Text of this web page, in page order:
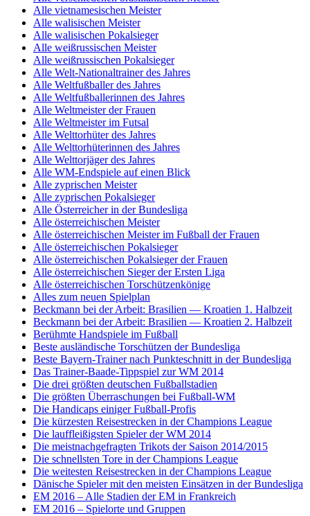
Alle vietnamesischen Meister
Alle walisischen Meister
Alle walisischen Pokalsieger
Alle weißrussischen Meister
Alle weißrussischen Pokalsieger
Alle Welt-Nationaltrainer des Jahres
Alle Weltfußballer des Jahres
Alle Weltfußballerinnen des Jahres
Alle Weltmeister der Frauen
Alle Weltmeister im Futsal
Alle Welttorhüter des Jahres
Alle Welttorhüterinnen des Jahres
Alle Welttorjäger des Jahres
Alle WM-Endspiele auf einen Blick
Alle zyprischen Meister
Alle zyprischen Pokalsieger
Alle Österreicher in der Bundesliga
Alle österreichischen Meister
Alle österreichischen Meister im Fußball der Frauen
Alle österreichischen Pokalsieger
Alle österreichischen Pokalsieger der Frauen
Alle österreichischen Sieger der Ersten Liga
Alle österreichischen Torschützenkönige
Alles zum neuen Spielplan
Beckmann bei der Arbeit: Brasilien — Kroatien 1. Halbzeit
Beckmann bei der Arbeit: Brasilien — Kroatien 2. Halbzeit
Berühmte Handspiele im Fußball
Beste ausländische Torschützen der Bundesliga
Beste Bayern-Trainer nach Punkteschnitt in der Bundesliga
Das Trainer-Baade-Tippspiel zur WM 2014
Die drei größten deutschen Fußballstadien
Die größten Überraschungen bei Fußball-WM
Die Handicaps einiger Fußball-Profis
Die kürzesten Reisestrecken in der Champions League
Die lauffleißigsten Spieler der WM 2014
Die meistnachgefragten Trikots der Saison 2014/2015
Die schnellsten Tore in der Champions League
Die weitesten Reisestrecken in der Champions League
Dänische Spieler mit den meisten Einsätzen in der Bundesliga
EM 2016 – Alle Stadien der EM in Frankreich
EM 2016 – Spielorte und Gruppen